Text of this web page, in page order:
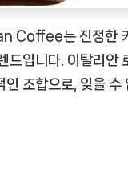
는 진정한
드입니다. 이탈리안
조합으로, 잊을 수